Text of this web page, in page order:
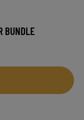
BUNDLE